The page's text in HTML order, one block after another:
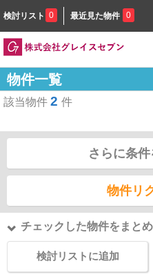
検討リスト 0 最近見た物件 0
物件一覧
該当物件 2 件
さらに条
物件リ
チェックした物件をまと
検討リストに追加